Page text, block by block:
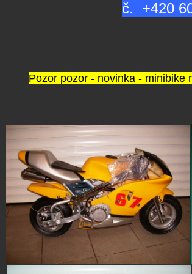
č. +420
Pozor pozor - novinka - minibike